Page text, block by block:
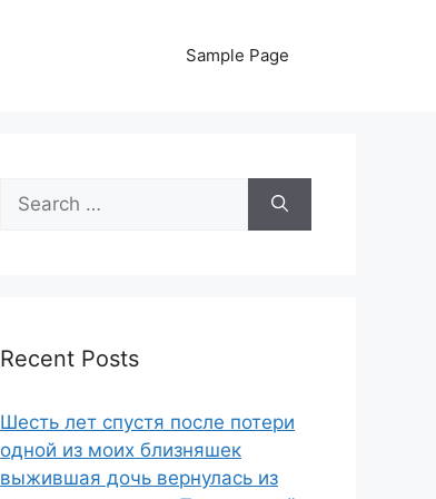
Sample Page
Search
for:
Recent Posts
Шесть лет спустя после потери
одной из моих близняшек
выжившая дочь вернулась из